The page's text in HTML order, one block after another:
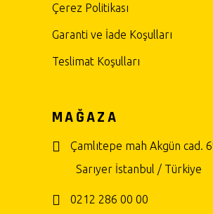
Çerez Politikası
Garanti ve İade Koşulları
Teslimat Koşulları
MAĞAZA
Çamlıtepe mah Akgün cad.
Sarıyer İstanbul / Türkiye
0212 286 00 00